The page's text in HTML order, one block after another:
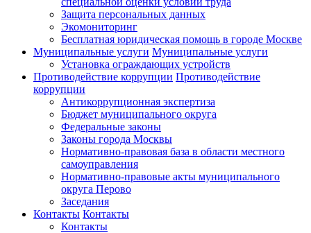
Защита персональных данных
Экомониторинг
Бесплатная юридическая помощь в городе Москве
Муниципальные услуги Муниципальные услуги
Установка ограждающих устройств
Противодействие коррупции Противодействие
коррупции
Антикоррупционная экспертиза
Бюджет муниципального округа
Федеральные законы
Законы города Москвы
Нормативно-правовая база в области местного
самоуправления
Нормативно-правовые акты муниципального
округа Перово
Заседания
Контакты Контакты
Контакты